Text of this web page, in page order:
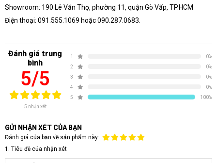
Showroom: 190 Lê Văn Thọ, phường 11, quận Gò Vấp, TP.HCM
Điện thoại: 091.555.1069 hoặc 090.287.0683.
Đánh giá trung
bình
5/5
5 nhận xét
1
0%
2
0%
3
0%
4
0%
5
100%
GỬI NHẬN XÉT CỦA BẠN
Đánh giá của bạn về sản phẩm này:
1. Tiêu đề của nhận xét